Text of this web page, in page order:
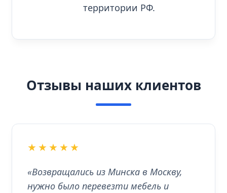
территории РФ.
Отзывы наших клиентов
★★★★★
«Возвращались из Минска в Москву,
нужно было перевезти мебель и